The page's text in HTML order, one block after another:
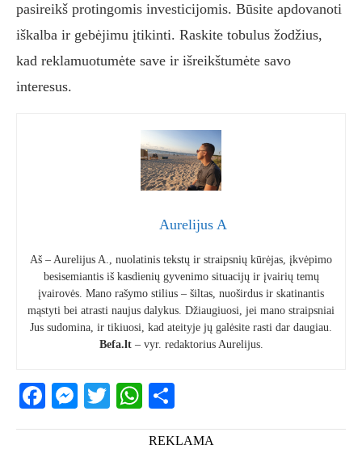
pasireikš protingomis investicijomis. Būsite apdovanoti
iškalba ir gebėjimu įtikinti. Raskite tobulus žodžius,
kad reklamuotumėte save ir išreikštumėte savo
interesus.
Aurelijus A
Aš – Aurelijus A., nuolatinis tekstų ir straipsnių kūrėjas, įkvėpimo
besisemiantis iš kasdienių gyvenimo situacijų ir įvairių temų
įvairovės. Mano rašymo stilius – šiltas, nuoširdus ir skatinantis
mąstyti bei atrasti naujus dalykus. Džiaugiuosi, jei mano straipsniai
Jus sudomina, ir tikiuosi, kad ateityje jų galėsite rasti dar daugiau.
Befa.lt– vyr. redaktorius Aurelijus.
Facebook
Messenger
TwitterWhatsApp
REKLAMA